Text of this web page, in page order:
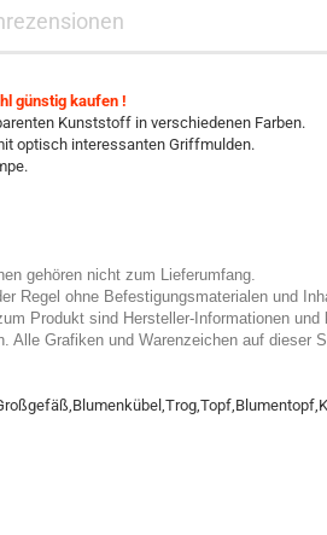
günstig kaufen !
Kunststoff in verschiedenen Farben.
optisch interessanten Griffmulden.
gehören nicht zum Lieferumfang.
Regel ohne Befestigungsmaterialen und
Produkt sind Hersteller-Informationen
Alle Grafiken und Warenzeichen auf dieser